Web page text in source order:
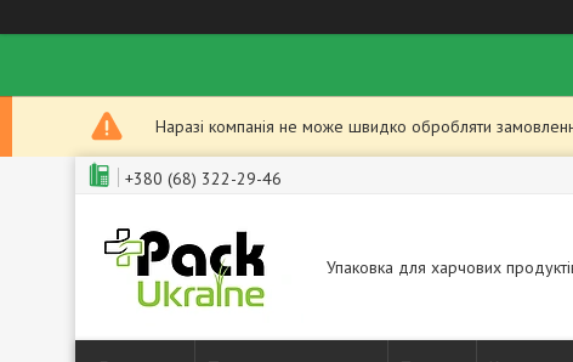
Наразі компанія не може швидко обробляти
+380 (68) 322-29-46
Упаковка для харчових